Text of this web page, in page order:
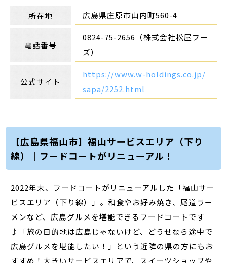
所在地 広島県庄原市山内町560-4
電話番号
0824-75-2656（株式会社松屋フー
ズ）
公式サイト
https://www.w-holdings.co.jp/
sapa/2252.html
【広島県福山市】福山サービスエリア（下り
線）｜フードコートがリニューアル！
2022年末、フードコートがリニューアルした「福山サー
ビスエリア（下り線）」。和食やお好み焼き、尾道ラー
メンなど、広島グルメを堪能できるフードコートです
♪「旅の目的地は広島じゃないけど、どうせなら途中で
広島グルメを堪能したい！」という近隣の県の方にもお
すすめ！大きいサービスエリアで、スイーツショップや